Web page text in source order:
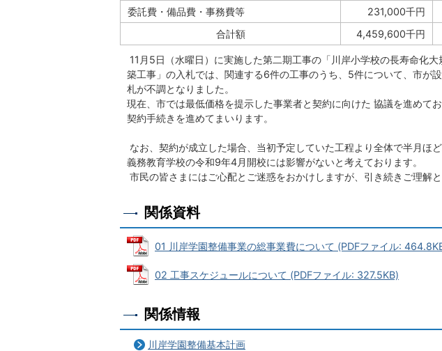
委託費・備品費・事務費等
231,000千円
合計額
4,459,600千円
11月5日（水曜日）に実施した第二期工事の「川岸小学校の長寿命化
築工事」の入札では、関連する6件の工事のうち、5件について、市が
札が不調となりました。
現在、市では最低価格を提示した事業者と契約に向けた 協議を進めて
契約手続きを進めてまいります。
なお、契約が成立した場合、当初予定していた工程より全体で半月ほ
義務教育学校の令和9年4月開校には影響がないと考えております。
市民の皆さまにはご心配とご迷惑をおかけしますが、引き続きご理解
関係資料
01 川岸学園整備事業の総事業費について (PDFファイル:
02 工事スケジュールについて (PDFファイル: 327.5KB)
関係情報
川岸学園整備基本計画